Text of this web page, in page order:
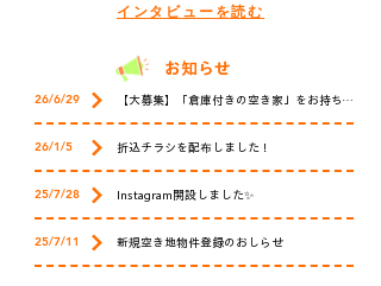
インタビューを読む
​お知らせ
26/6/29 【大募集】「倉庫付きの空き家」をお持ちではありませんか？
26/1/5 折込チラシを配布しました！
25/7/28 Instagram開設しました✨
25/7/11 新規空き地物件登録のおしらせ